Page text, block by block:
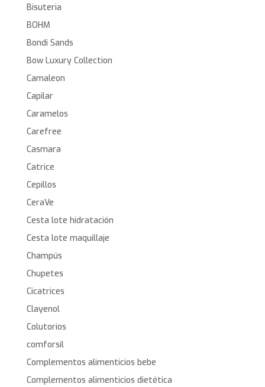
Bisuteria
BOHM
Bondi Sands
Bow Luxury Collection
Camaleon
Capilar
Caramelos
Carefree
Casmara
Catrice
Cepillos
CeraVe
Cesta lote hidratación
Cesta lote maquillaje
Champús
Chupetes
Cicatrices
Clayenol
Colutorios
comforsil
Complementos alimenticios bebe
Complementos alimenticios dietética